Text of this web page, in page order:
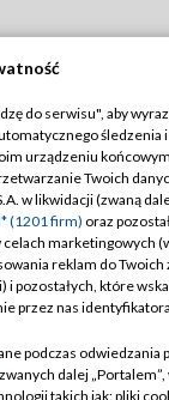
TVP
TVP
Cyfrowa
Regulamin TVP
prywatności
Moje zgody
Pomoc
Kontakt
do serwisu", aby
śledzenia
urządzeniu
Twoich
w likwidacji (zwaną
(1201 firm) oraz
celach marketingowych
reklam do
pozostałych, które
przez nas
podczas odwiedzania
zwanych dalej
takich jak: pliki